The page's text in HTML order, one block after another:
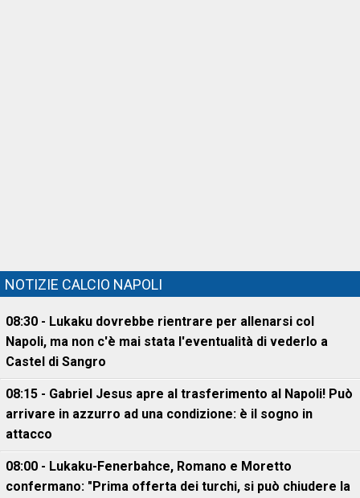
NOTIZIE CALCIO NAPOLI
08:30 - Lukaku dovrebbe rientrare per allenarsi col
Napoli, ma non c'è mai stata l'eventualità di vederlo a
Castel di Sangro
08:15 - Gabriel Jesus apre al trasferimento al Napoli! Può
arrivare in azzurro ad una condizione: è il sogno in
attacco
08:00 - Lukaku-Fenerbahce, Romano e Moretto
confermano: "Prima offerta dei turchi, si può chiudere la